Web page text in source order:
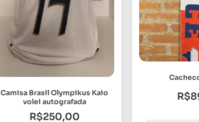
Camisa Brasil Olympikus Kaio
volei autografada
R$250,00
R$